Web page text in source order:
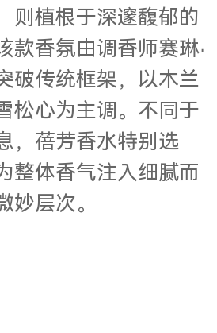
则植根于深邃馥郁的
款香氛由调香师赛琳·
破传统框架，以木兰
松心为主调。不同于
，蓓芳香水特别选
整体香气注入细腻而
妙层次。